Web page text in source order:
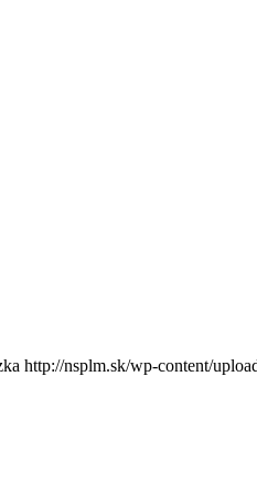
http://nsplm.sk/wp-content/